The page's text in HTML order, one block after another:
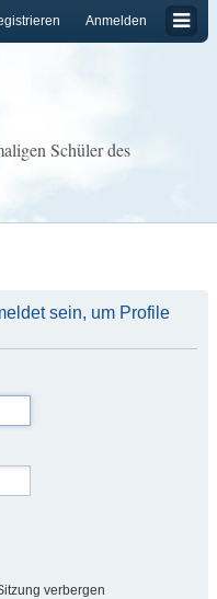
Anmelden
Schüler des
sein, um Profile
verbergen